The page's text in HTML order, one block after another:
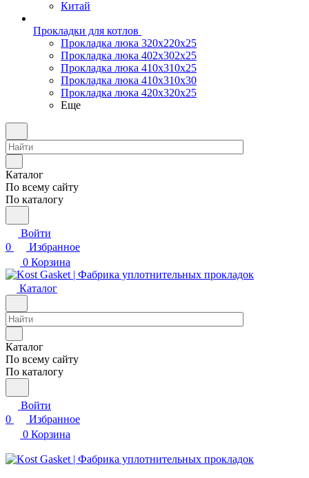
Китай
Прокладки для котлов
Прокладка люка 320x220x25
Прокладка люка 402x302x25
Прокладка люка 410x310x25
Прокладка люка 410х310х30
Прокладка люка 420x320x25
Еще
Каталог
По всему сайту
По каталогу
Войти
0
Избранное
0 Корзина
Каталог
Каталог
По всему сайту
По каталогу
Войти
0
Избранное
0 Корзина